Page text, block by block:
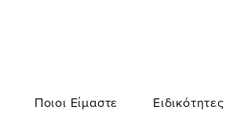
Ποιοι Είμαστε Ειδικότητες